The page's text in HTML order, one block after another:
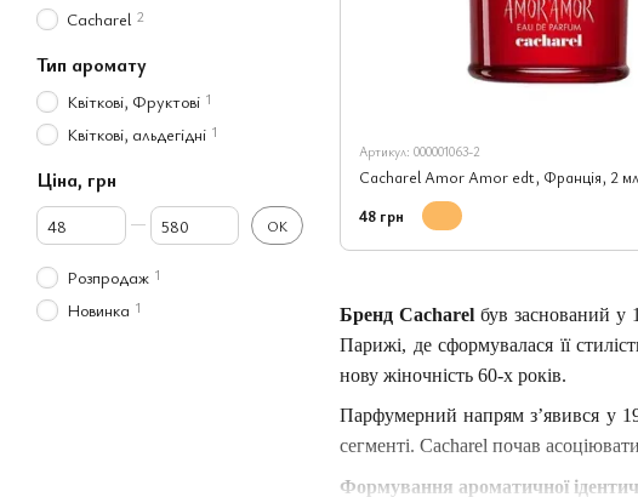
Бренд Cacharel був заснований у
Парижі, де сформувалася її
нову жіночність 60-х років.
Парфумерний напрям з’явився у
сегменті. Cacharel почав
Формування ароматичної
Артикул: 000001063-2
Cacharel Amor Amor edt, Франція, 2 мл
48 грн
Cacharel 2
Тип аромату
Квіткові, Фруктові 1
Квіткові, альдегідні 1
Ціна, грн
Від Ціна, грн
До Ціна, грн ОК
Розпродаж 1
Новинка 1